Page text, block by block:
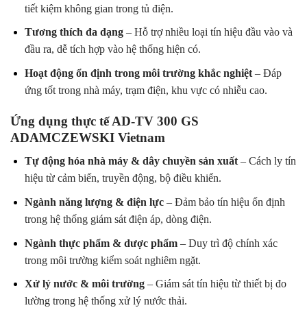
tiết kiệm không gian trong tủ điện.
Tương thích đa dạng– Hỗ trợ nhiều loại tín hiệu đầu vào và
đầu ra, dễ tích hợp vào hệ thống hiện có.
Hoạt động ổn định trong môi trường khắc nghiệt– Đáp
ứng tốt trong nhà máy, trạm điện, khu vực có nhiễu cao.
Ứng dụng thực tế AD-TV 300 GS
ADAMCZEWSKI Vietnam
Tự động hóa nhà máy & dây chuyền sản xuất– Cách ly tín
hiệu từ cảm biến, truyền động, bộ điều khiển.
Ngành năng lượng & điện lực– Đảm bảo tín hiệu ổn định
trong hệ thống giám sát điện áp, dòng điện.
Ngành thực phẩm & dược phẩm– Duy trì độ chính xác
trong môi trường kiểm soát nghiêm ngặt.
Xử lý nước & môi trường– Giám sát tín hiệu từ thiết bị đo
lường trong hệ thống xử lý nước thải.